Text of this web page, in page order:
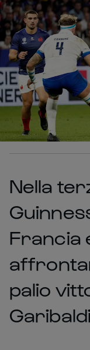
Nella
Francia
palio